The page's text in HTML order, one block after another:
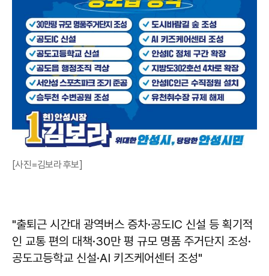
[사진=김보라 후보]
"출퇴근 시간대 광역버스 증차·공도IC 신설 등 획기적
인 교통 편의 대책·30만 평 규모 명품 주거단지 조성·
공도고등학교 신설·AI 키즈케어센터 조성"